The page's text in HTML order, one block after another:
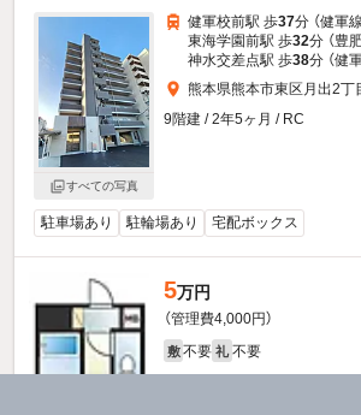
すべての写真
健軍校前駅 歩37分 （健軍線
東海学園前駅 歩32分 （豊
神水交差点駅 歩38分 （健
熊本県熊本市東区月出2丁
9階建 / 2年5ヶ月 / RC
駐車場あり 駐輪場あり 宅配ボックス
5万円
（管理費4,000円）
敷 不要 礼 不要